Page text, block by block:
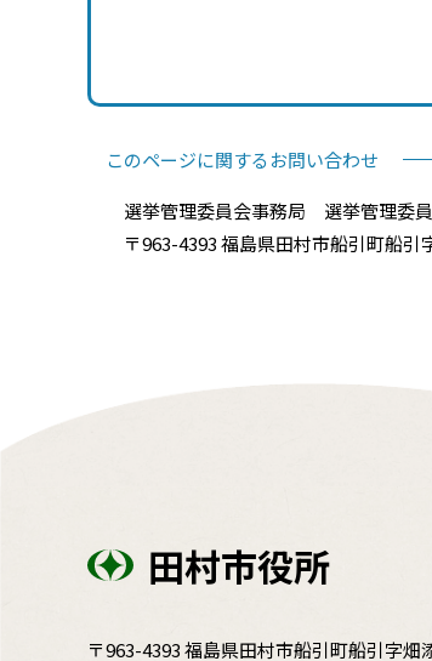
このページに関するお問い合わせ
選挙管理委員会事務局 選挙管理委
〒963-4393 福島県田村市船引町船
田村市役所
〒963-4393 福島県田村市船引町船引字畑